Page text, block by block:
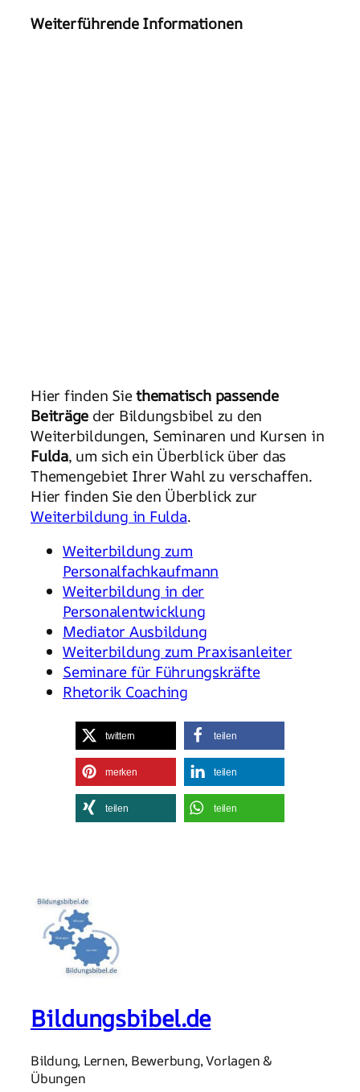
Weiterführende Informationen
Hier finden Siethematisch passende
Beiträge der Bildungsbibel zu den
Weiterbildungen, Seminaren und Kursen in
Fulda, um sich ein Überblick über das
Themengebiet Ihrer Wahl zu verschaffen.
Hier finden Sie den Überblick zur
Weiterbildung in Fulda.
Weiterbildung zum
Personalfachkaufmann
Weiterbildung in der
Personalentwicklung
Mediator Ausbildung
Weiterbildung zum Praxisanleiter
Seminare für Führungskräfte
Rhetorik Coaching
twittern teilen
merken teilen
teilen teilen
Bildungsbibel.de
Bildung, Lernen, Bewerbung, Vorlagen &
Übungen